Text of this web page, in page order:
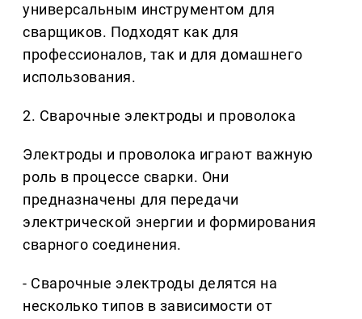
универсальным инструментом для
сварщиков. Подходят как для
профессионалов, так и для домашнего
использования.
2. Сварочные электроды и проволока
Электроды и проволока играют важную
роль в процессе сварки. Они
предназначены для передачи
электрической энергии и формирования
сварного соединения.
- Сварочные электроды делятся на
несколько типов в зависимости от